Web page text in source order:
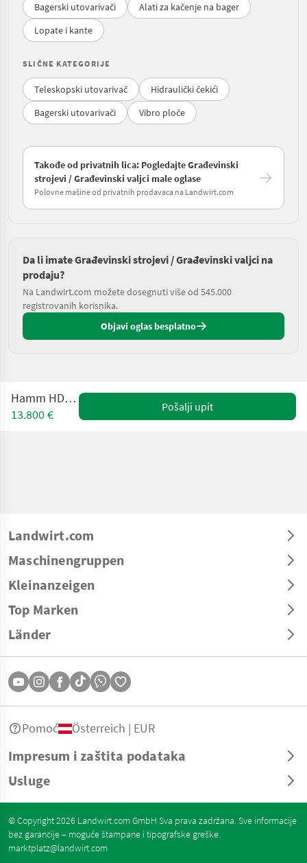
Bagerski utovarivači
Alati za kačenje na bager
Lopate i kante
SLIČNE KATEGORIJE
Teleskopski utovarivač
Hidraulički čekići
Bagerski utovarivači
Vibro ploče
Takođe od privatnih lica: Pogledajte Građevinski
strojevi / Građevinski valjci male oglase
Polovne mašine od privatnih prodavaca na Landwirt.com
Da li imate Građevinski strojevi / Građevinski valjci na
prodaju?
Na Landwirt.com možete dosegnuti više od 545.000
registrovanih korisnika.
Objavi oglas besplatno
Hamm HD 10 C W
13.800 €
Pošalji upit
Landwirt.com
Maschinengruppen
Kleinanzeigen
Top Marken
Länder
Impresum i zaštita podataka
Usluge
Pomoć Österreich | EUR
© Copyright 2026 Landwirt.com GmbH Sva prava zadržana. Sve informacije
bez garancije – moguće štampane i tipografske greške.
marktplatz@landwirt.com